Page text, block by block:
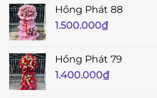
Hồng Phát 88
1.500.000₫
Hồng Phát 79
1.400.000₫